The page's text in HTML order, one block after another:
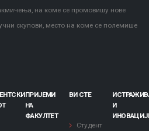
на коме се промовишу нове
скупови, место на коме се полемише
ПРИЈЕМИ
НА
ФАКУЛТЕТ
ВИ СТЕ
Студент
И